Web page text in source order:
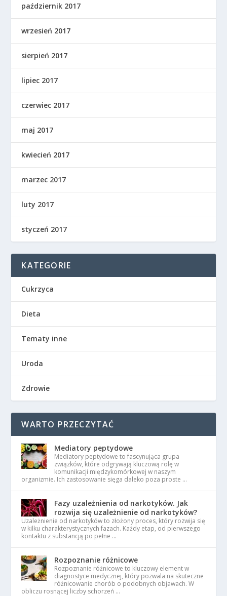
październik 2017
wrzesień 2017
sierpień 2017
lipiec 2017
czerwiec 2017
maj 2017
kwiecień 2017
marzec 2017
luty 2017
styczeń 2017
KATEGORIE
Cukrzyca
Dieta
Tematy inne
Uroda
Zdrowie
WARTO PRZECZYTAĆ
Mediatory peptydowe
Mediatory peptydowe to fascynująca grupa
związków, które odgrywają kluczową rolę w
komunikacji międzykomórkowej w naszym
organizmie. Ich zastosowanie sięga daleko poza proste …
Fazy uzależnienia od narkotyków. Jak
rozwija się uzależnienie od narkotyków?
Uzależnienie od narkotyków to złożony proces, który rozwija się
w kilku charakterystycznych fazach. Każdy etap, od pierwszego
kontaktu z substancją po pełne …
Rozpoznanie różnicowe
Rozpoznanie różnicowe to kluczowy element w
diagnostyce medycznej, który pozwala na skuteczne
różnicowanie chorób o podobnych objawach. W
obliczu rosnącej liczby schorzeń …